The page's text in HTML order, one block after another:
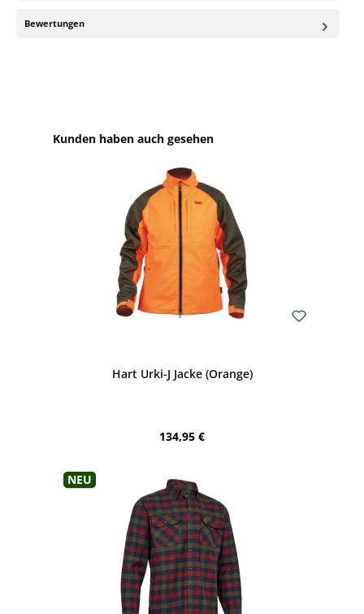
Bewertungen
Produktgalerie überspringen
Kunden haben auch gesehen
Hart Urki-J Jacke (Orange)
Regulärer Preis:
134,95 €
Neu